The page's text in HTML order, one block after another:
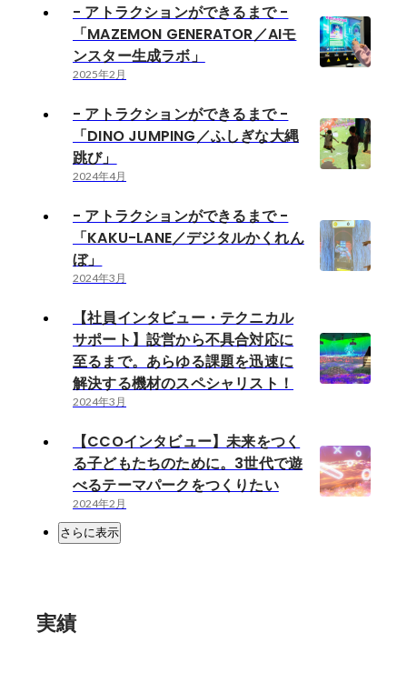
- アトラクションができるまで -
「MAZEMON GENERATOR／AIモ
ンスター生成ラボ」
2025年2月
- アトラクションができるまで -
「DINO JUMPING／ふしぎな大縄
跳び」
2024年4月
- アトラクションができるまで -
「KAKU-LANE／デジタルかくれん
ぼ」
2024年3月
【社員インタビュー・テクニカル
サポート】設営から不具合対応に
至るまで。あらゆる課題を迅速に
解決する機材のスペシャリスト！
2024年3月
【CCOインタビュー】未来をつく
る子どもたちのために。3世代で遊
べるテーマパークをつくりたい
2024年2月
さらに表示
実績